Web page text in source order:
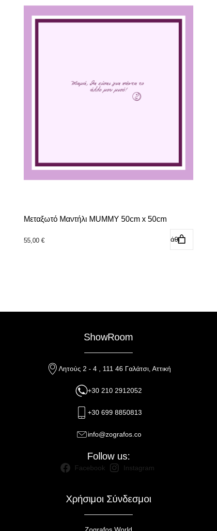
Μεταξωτό Μαντήλι MUMMY 50cm x 50cm
55,00 € Προσθήκη στο καλάθι
ShowRoom
Λητούς 2 - 4 , 111 46 Γαλάτσι, Αττική
+30 210 2912052
+30 699 8850813
info@zografos.co
Follow us:
Facebook Instagram
Χρήσιμοι Σύνδεσμοι
Zografos World